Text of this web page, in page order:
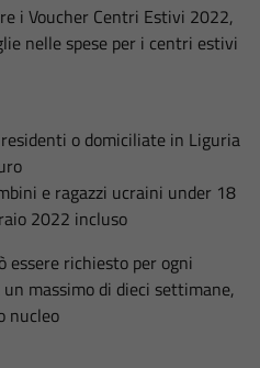
i Voucher Centri Estivi 2022,
nelle spese per i centri estivi
o domiciliate in Liguria
e ragazzi ucraini under 18
2022 incluso
essere richiesto per ogni
massimo di dieci settimane,
nucleo